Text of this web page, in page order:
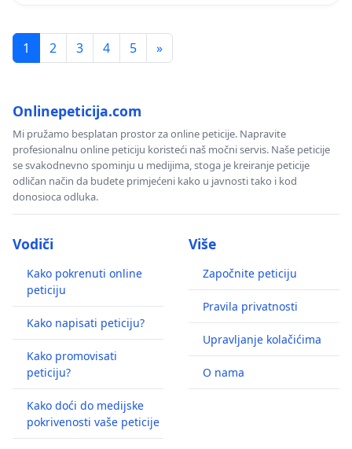
1 2 3 4 5 »
Onlinepeticija.com
Mi pružamo besplatan prostor za online peticije. Napravite
profesionalnu online peticiju koristeći naš močni servis. Naše peticije
se svakodnevno spominju u medijima, stoga je kreiranje peticije
odličan način da budete primjećeni kako u javnosti tako i kod
donosioca odluka.
Vodiči
Kako pokrenuti online
peticiju
Kako napisati peticiju?
Kako promovisati
peticiju?
Kako doći do medijske
pokrivenosti vaše peticije
Više
Započnite peticiju
Pravila privatnosti
Upravljanje kolačićima
O nama